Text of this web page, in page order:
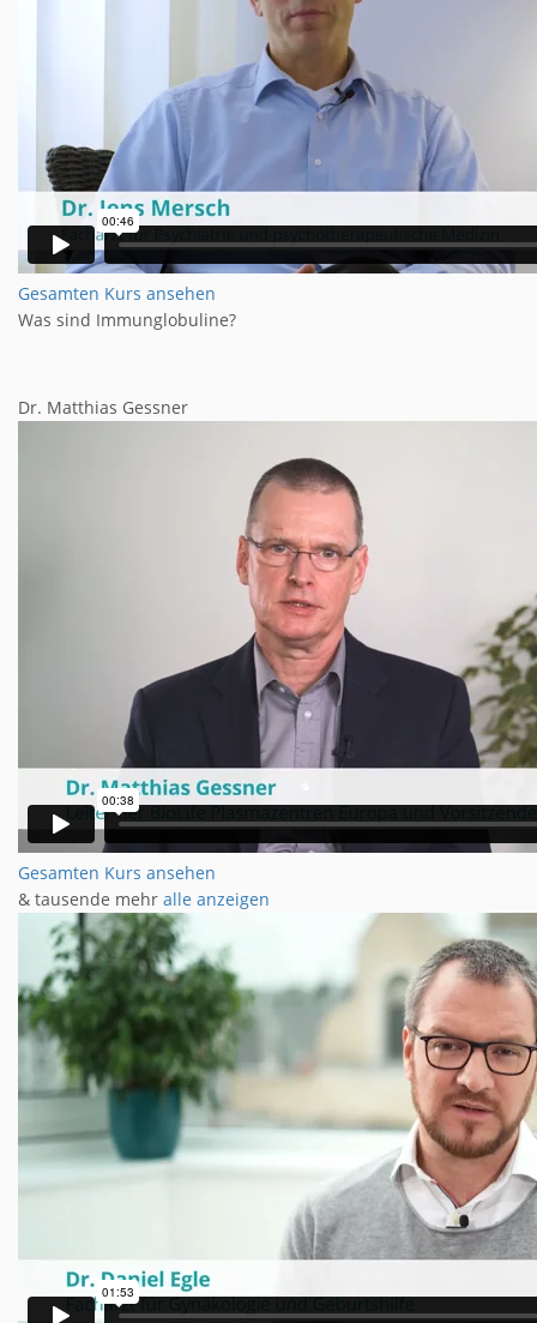
Gesamten Kurs ansehen
Was sind Immunglobuline?
Dr. Matthias Gessner
Gesamten Kurs ansehen
& tausende mehr alle anzeigen